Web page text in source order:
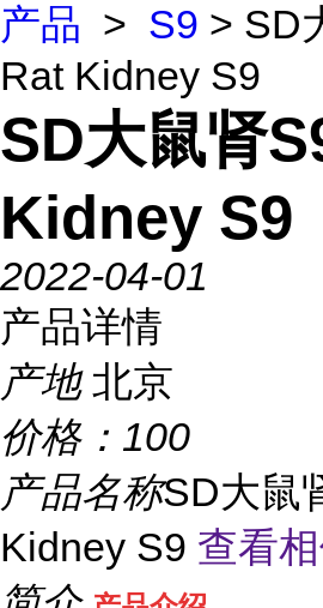
产品 > S9 > SD
Rat Kidney S9
SD大鼠肾
Kidney S9
2022-04-01
产品详情
产地 北京
价格： 100
产品名称SD大鼠
Kidney S9 查看